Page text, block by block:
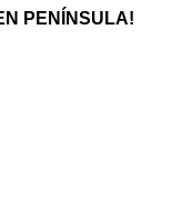
PENÍNSULA!